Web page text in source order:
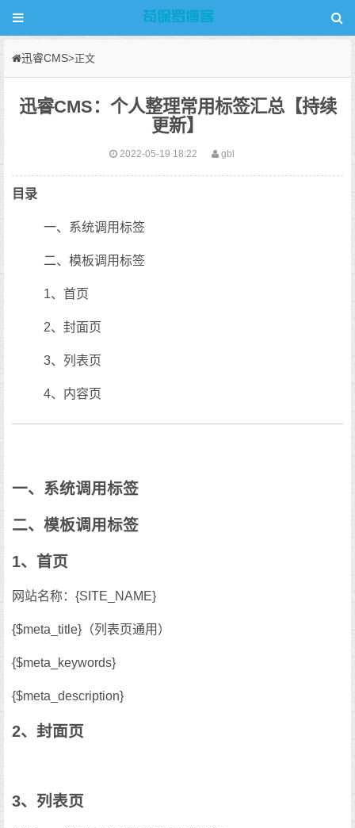
迅睿CMS>正文
迅睿CMS：个人整理常用标签汇总【持续
更新】
2022-05-19 18:22 gbl
目录
一、系统调用标签
二、模板调用标签
1、首页
2、封面页
3、列表页
4、内容页
一、系统调用标签
二、模板调用标签
1、首页
网站名称：{SITE_NAME}
{$meta_title}（列表页通用）
{$meta_keywords}
{$meta_description}
2、封面页
3、列表页